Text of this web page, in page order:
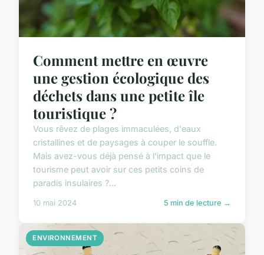
Comment mettre en œuvre
une gestion écologique des
déchets dans une petite île
touristique ?
Vous rêvez de plages immaculées, d'eaux
cristallines et de paysages à couper le souffle.
Mais avez-vous déjà pensé à l'impact que le
tourisme peut avoir sur ces petits coins de
paradis insulaires ?...
10 mai 2024 5 min de lecture →
ENVIRONNEMENT